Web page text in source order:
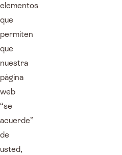
elementos
que
permiten
que
nuestra
página
web
“se
acuerde”
de
usted,